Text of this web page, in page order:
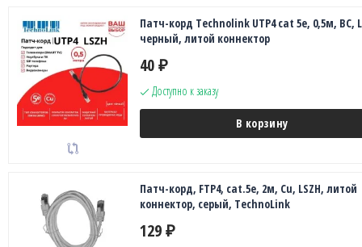
Патч-корд Technolink UTP4 cat 5e, 0,5м, ВС,
черный, литой коннектор
40 ₽
Доступно к заказу
В корзину
Патч-корд, FTP4, cat.5е, 2м, Сu, LSZH, литой
коннектор, серый, TechnoLink
129 ₽